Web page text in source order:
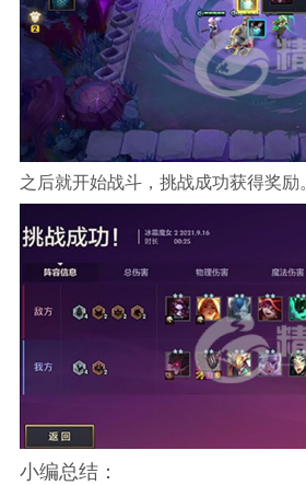
之后就开始战斗，挑战成功获得奖励。
小编总结：